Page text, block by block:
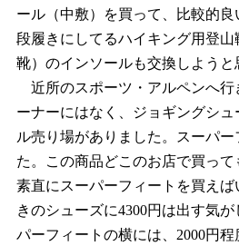
ール（中敷）を買って、比較的
段履きにしてるハイキング用登
靴）のインソールも交換しようと
近所のスポーツ・アルペンへ行
ーナーにはなく、ジョギングシ
ル売り場がありました。スーパ
た。この商品どこのお店で買って
素直にスーパーフィートを買え
きのシューズに4300円は出す気
パーフィートの横には、2000円